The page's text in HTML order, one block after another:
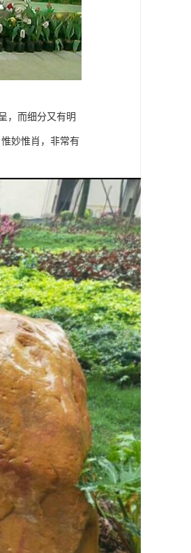
，而细分又有明
妙惟肖，非常有